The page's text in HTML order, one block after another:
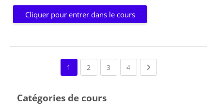
Cliquer pour entrer dans le cours
1 2 (current)
3 (current)
4(current)Next page
Catégories de cours